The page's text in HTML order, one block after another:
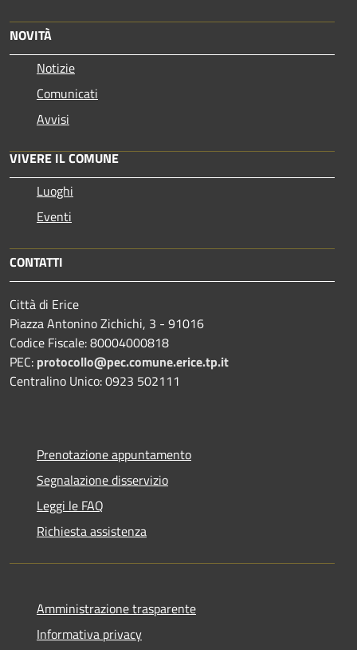
NOVITÀ
Notizie
Comunicati
Avvisi
VIVERE IL COMUNE
Luoghi
Eventi
CONTATTI
Città di Erice
Piazza Antonino Zichichi, 3 - 91016
Codice Fiscale: 80004000818
PEC: protocollo@pec.comune.erice.tp.it
Centralino Unico: 0923 502111
Prenotazione appuntamento
Segnalazione disservizio
Leggi le FAQ
Richiesta assistenza
Amministrazione trasparente
Informativa privacy